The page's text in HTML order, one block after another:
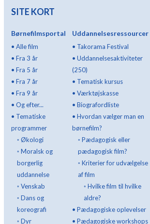
SITE KORT
Børnefilmsportal
• Alle film
• Fra 3 år
• Fra 5 år
• Fra 7 år
• Fra 9 år
• Og efter...
• Tematiske
programmer
◦ Økologi
◦ Moralsk og
borgerlig
uddannelse
◦ Venskab
◦ Dans og
koreografi
◦ Dyr
Uddannelsesressourcer
• Takorama Festival
• Uddannelsesaktiviteter
(250)
• Tematisk kursus
• Værktøjskasse
• Biografordliste
• Hvordan vælger man en
børnefilm?
◦ Pædagogisk eller
pædagogisk film?
◦ Kriterier for udvælgelse
af film
◦ Hvilke film til hvilke
aldre?
• Pædagogiske oplevelser
• Pædagogiske workshops